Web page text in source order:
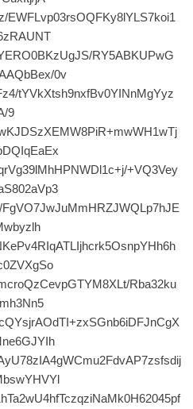
EWFLvp03rsOQFKy8lYLS7koi1
RY5ABKUPwG
0v
tYVkXtsh9nxfBv0YINnMgYyz
9
+VQ3Vey
Rba32ku